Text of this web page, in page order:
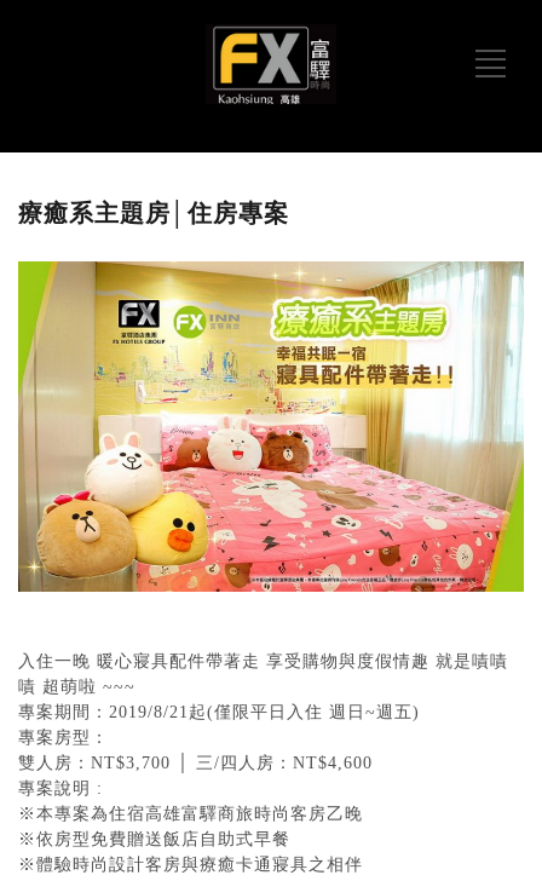
療癒系主題房│住房專案
入住一晚 暖心寢具配件帶著走 享受購物與度假情趣 就是嘖嘖
嘖 超萌啦 ~~~
專案期間：2019/8/21起(僅限平日入住 週日~週五)
專案房型：
雙人房：NT$3,700 │ 三/四人房：NT$4,600
專案說明 :
※本專案為住宿高雄富驛商旅時尚客房乙晚
※依房型免費贈送飯店自助式早餐
※體驗時尚設計客房與療癒卡通寢具之相伴